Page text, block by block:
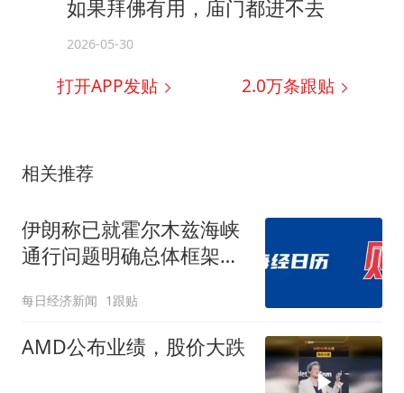
如果拜佛有用，庙门都进不去
2026-05-30
打开APP发贴 2.0万条跟贴
相关推荐
伊朗称已就霍尔木兹海峡
通行问题明确总体框架；
周涨幅；北京发布购房新
政；东航：国内客票提前
14天免费退改丨每经早参
每日经济新闻 1跟贴
AMD公布业绩，股价大跌